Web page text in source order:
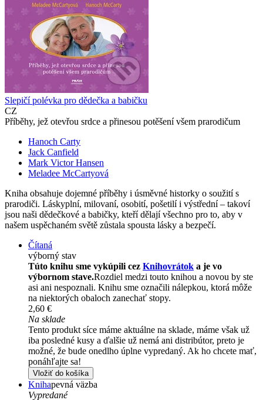
Slepičí polévka pro dědečka a babičku
CZ
Příběhy, jež otevřou srdce a přinesou potěšení všem prarodičum
Hanoch Carty
Jack Canfield
Mark Victor Hansen
Meladee McCartyová
Kniha obsahuje dojemné příběhy i úsměvné historky o soužití s
prarodiči. Láskyplní, milovaní, osobití, pošetilí i výstřední – takoví
jsou naši dědečkové a babičky, kteří dělají všechno pro to, aby v
našem uspěchaném světě zůstala spousta lásky a bezpečí.
Čítaná
výborný stav
Túto knihu sme vykúpili cez Knihovrátok a je vo
výbornom stave.Rozdiel medzi touto knihou a novou by ste
asi ani nespoznali. Knihu sme označili nálepkou, ktorá môže
na niektorých obaloch zanechať stopy.
2,60 €
Na sklade
Tento produkt síce máme aktuálne na sklade, máme však už
iba posledné kusy a ďalšie už nemá ani distribútor, preto je
možné, že bude onedlho úplne vypredaný. Ak ho chcete mať,
ponáhľajte sa!
Vložiť do košíka
Knihapevná väzba
Vypredané